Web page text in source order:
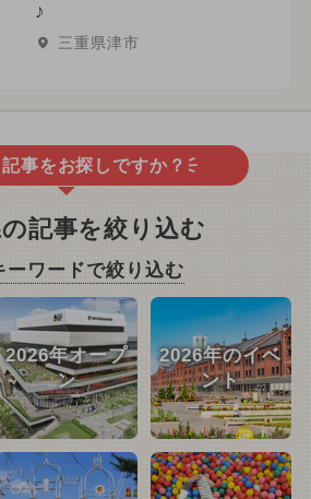
♪
三重県津市
事をお探しですか？
記事を絞り込む
ーワードで絞り込む
2026年オープ
ン
2026年のイベ
ント